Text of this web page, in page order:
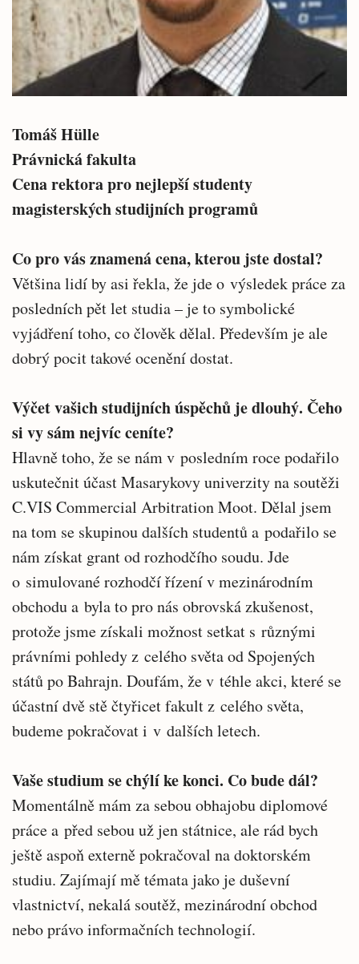
Tomáš Hülle
Právnická fakulta
Cena rektora pro nejlepší studenty
magisterských studijních programů
Co pro vás znamená cena, kterou jste dostal?
Většina lidí by asi řekla, že jde o výsledek práce za
posledních pět let studia – je to symbolické
vyjádření toho, co člověk dělal. Především je ale
dobrý pocit takové ocenění dostat.
Výčet vašich studijních úspěchů je dlouhý. Čeho
si vy sám nejvíc ceníte?
Hlavně toho, že se nám v posledním roce podařilo
uskutečnit účast Masarykovy univerzity na soutěži
C.VIS Commercial Arbitration Moot. Dělal jsem
na tom se skupinou dalších studentů a podařilo se
nám získat grant od rozhodčího soudu. Jde
o simulované rozhodčí řízení v mezinárodním
obchodu a byla to pro nás obrovská zkušenost,
protože jsme získali možnost setkat s různými
právními pohledy z celého světa od Spojených
států po Bahrajn. Doufám, že v téhle akci, které se
účastní dvě stě čtyřicet fakult z celého světa,
budeme pokračovat i v dalších letech.
Vaše studium se chýlí ke konci. Co bude dál?
Momentálně mám za sebou obhajobu diplomové
práce a před sebou už jen státnice, ale rád bych
ještě aspoň externě pokračoval na doktorském
studiu. Zajímají mě témata jako je duševní
vlastnictví, nekalá soutěž, mezinárodní obchod
nebo právo informačních technologií.